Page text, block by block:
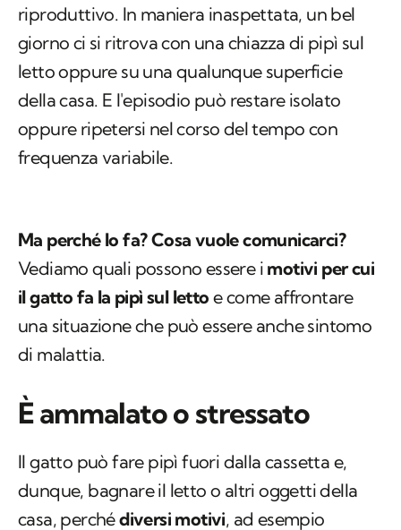
riproduttivo. In maniera inaspettata, un bel
giorno ci si ritrova con una chiazza di pipì sul
letto oppure su una qualunque superficie
della casa. E l'episodio può restare isolato
oppure ripetersi nel corso del tempo con
frequenza variabile.
Ma perché lo fa? Cosa vuole comunicarci?
Vediamo quali possono essere i motivi per cui
il gatto fa la pipì sul letto e come affrontare
una situazione che può essere anche sintomo
di malattia.
È ammalato o stressato
Il gatto può fare pipì fuori dalla cassetta e,
dunque, bagnare il letto o altri oggetti della
casa, perchédiversi motivi, ad esempio